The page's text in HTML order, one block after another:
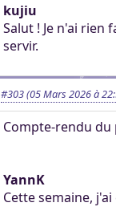
kujiu
Salut ! Je n'ai rien
servir.
#303(05 Mars 2026 à
Compte-rendu
YannK
Cette semaine,